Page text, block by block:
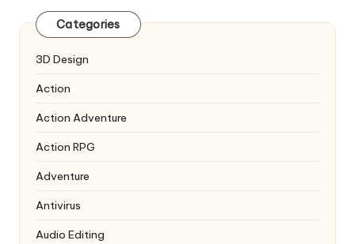
Categories
3D Design
Action
Action Adventure
Action RPG
Adventure
Antivirus
Audio Editing